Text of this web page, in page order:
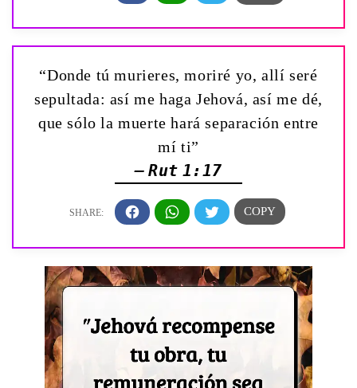
“Donde tú murieres, moriré yo, allí seré
sepultada: así me haga Jehová, así me dé,
que sólo la muerte hará separación entre
mí ti”
— Rut 1:17